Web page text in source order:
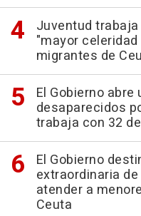
Juventud
"mayor
migrantes de
El Gobierno
desaparecidos
trabaja con 32
El Gobierno
extraordinaria
atender a
Ceuta